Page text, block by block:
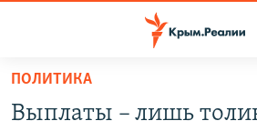
Вернуться
основному
ПОЛИТИКА
Выплаты – лишь